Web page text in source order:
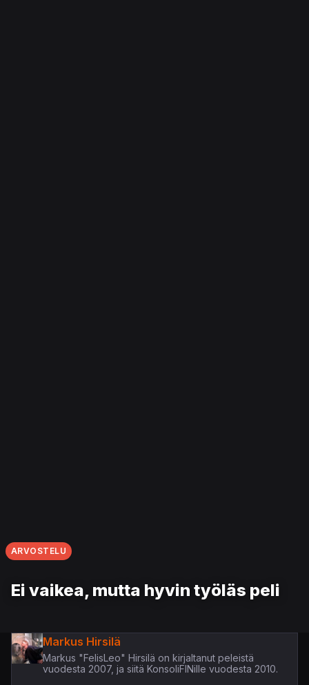
ARVOSTELU
Ei vaikea, mutta hyvin työläs peli
Markus Hirsilä
Markus "FelisLeo" Hirsilä on kirjaltanut peleistä
vuodesta 2007, ja siitä KonsoliFINille vuodesta 2010.